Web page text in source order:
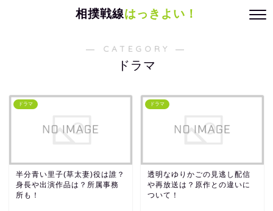
相撲戦線はっきよい！
― CATEGORY ―
ドラマ
ドラマ
半分青い里子(草太妻)役は誰？
身長や出演作品は？所属事務
所も！
ドラマ
透明なゆりかごの見逃し配信
や再放送は？原作との違いに
ついて！